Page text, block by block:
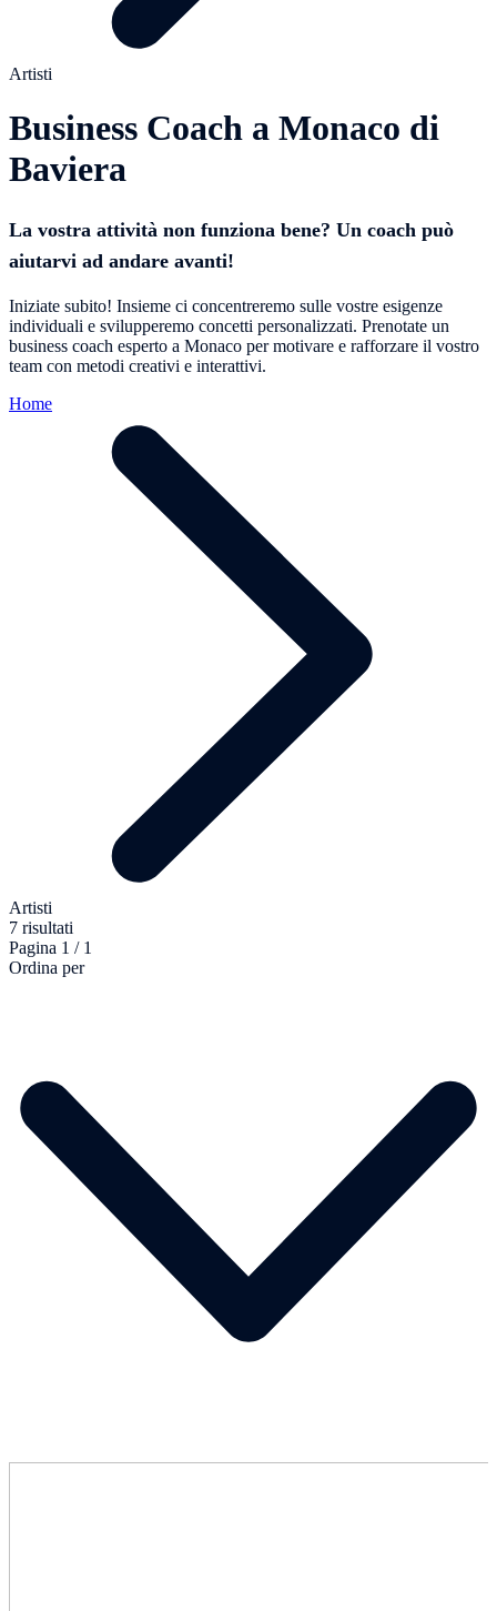
Artisti
Business Coach a Monaco di
Baviera
La vostra attività non funziona bene? Un coach può
aiutarvi ad andare avanti!
Iniziate subito! Insieme ci concentreremo sulle vostre esigenze
individuali e svilupperemo concetti personalizzati. Prenotate un
business coach esperto a Monaco per motivare e rafforzare il vostro
team con metodi creativi e interattivi.
Home
Artisti
7 risultati
Pagina 1 / 1
Ordina per